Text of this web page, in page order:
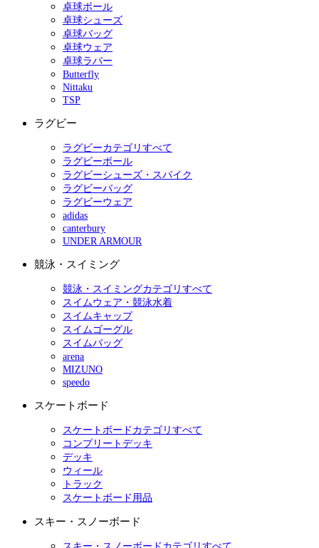
卓球ボール
卓球シューズ
卓球バッグ
卓球ウェア
卓球ラバー
Butterfly
Nittaku
TSP
ラグビー
ラグビーカテゴリすべて
ラグビーボール
ラグビーシューズ・スパイク
ラグビーバッグ
ラグビーウェア
adidas
canterbury
UNDER ARMOUR
競泳・スイミング
競泳・スイミングカテゴリすべて
スイムウェア・競泳水着
スイムキャップ
スイムゴーグル
スイムバッグ
arena
MIZUNO
speedo
スケートボード
スケートボードカテゴリすべて
コンプリートデッキ
デッキ
ウィール
トラック
スケートボード用品
スキー・スノーボード